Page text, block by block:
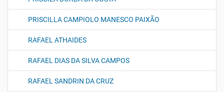
PRISCILLA CAMPIOLO MANESCO PAIXÃO
RAFAEL ATHAIDES
RAFAEL DIAS DA SILVA CAMPOS
RAFAEL SANDRIN DA CRUZ